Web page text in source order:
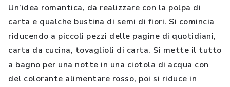
Un’idea romantica, da realizzare con la polpa di
carta e qualche bustina di semi di fiori. Si comincia
riducendo a piccoli pezzi delle pagine di quotidiani,
carta da cucina, tovaglioli di carta. Si mette il tutto
a bagno per una notte in una ciotola di acqua con
del colorante alimentare rosso, poi si riduce in